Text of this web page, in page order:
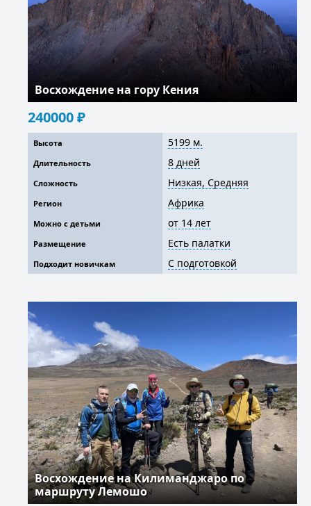
Восхождение на гору Кения
240000₽
Высота 5199 м.
Длительность 8 дней
Сложность Низкая, Средняя
Регион Африка
Можно с детьми от 14 лет
Размещение Есть палатки
Подходит новичкам С подготовкой
Восхождение на Килиманджаро по
маршруту Лемошо